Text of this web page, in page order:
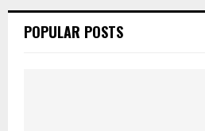
POPULAR POSTS